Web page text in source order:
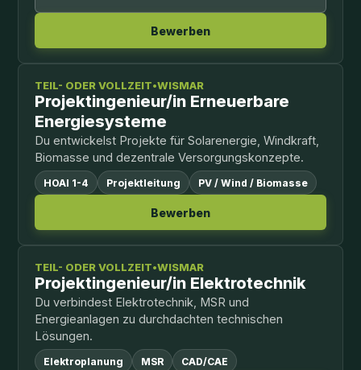
Bewerben
TEIL- ODER VOLLZEIT•WISMAR
Projektingenieur/in Erneuerbare
Energiesysteme
Du entwickelst Projekte für Solarenergie, Windkraft,
Biomasse und dezentrale Versorgungskonzepte.
HOAI 1-4 Projektleitung PV / Wind / Biomasse
Bewerben
TEIL- ODER VOLLZEIT•WISMAR
Projektingenieur/in Elektrotechnik
Du verbindest Elektrotechnik, MSR und
Energieanlagen zu durchdachten technischen
Lösungen.
Elektroplanung MSR CAD/CAE